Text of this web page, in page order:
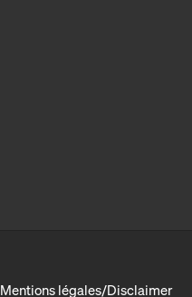
Mentions légales/Disclaimer